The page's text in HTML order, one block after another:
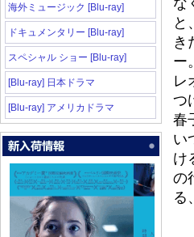
海外ミュージック [Blu-ray]
ドキュメンタリー [Blu-ray]
スペシャル ショー [Blu-ray]
[Blu-ray] 日本ドラマ
[Blu-ray] アメリカドラマ
な
と
き
ー
レ
つ
春
い
け
の
る